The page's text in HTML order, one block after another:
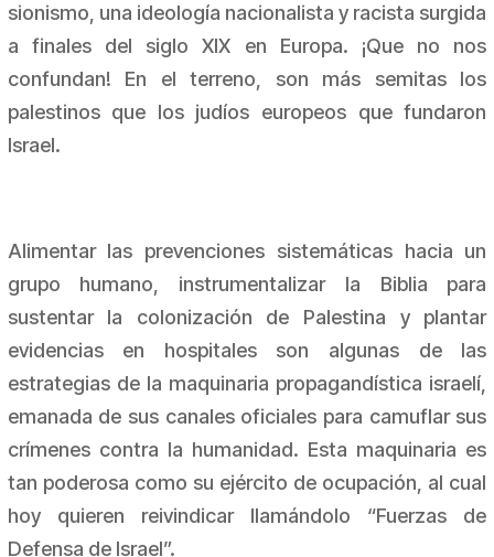
sionismo, una ideología nacionalista y racista surgida
a finales del siglo XIX en Europa. ¡Que no nos
confundan! En el terreno, son más semitas los
palestinos que los judíos europeos que fundaron
Israel.
Alimentar las prevenciones sistemáticas hacia un
grupo humano, instrumentalizar la Biblia para
sustentar la colonización de Palestina y plantar
evidencias en hospitales son algunas de las
estrategias de la maquinaria propagandística israelí,
emanada de sus canales oficiales para camuflar sus
crímenes contra la humanidad. Esta maquinaria es
tan poderosa como su ejército de ocupación, al cual
hoy quieren reivindicar llamándolo “Fuerzas de
Defensa de Israel”.